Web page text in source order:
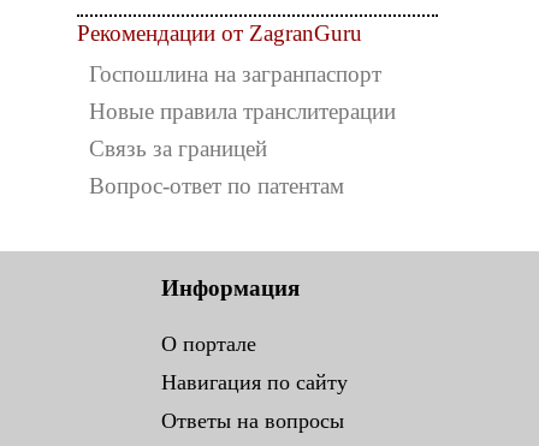
Рекомендации от ZagranGuru
Госпошлина на загранпаспорт
Новые правила транслитерации
Связь за границей
Вопрос-ответ по патентам
Информация
О портале
Навигация по сайту
Ответы на вопросы